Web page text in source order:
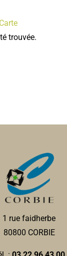
Carte
trouvée.
1 rue faidherbe
80800 CORBIE